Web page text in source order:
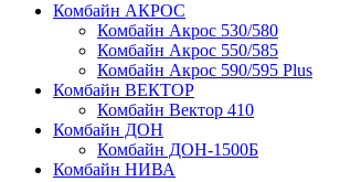
Комбайн АКРОС
Комбайн Акрос 530/580
Комбайн Акрос 550/585
Комбайн Акрос 590/595 Plus
Комбайн ВЕКТОР
Комбайн Вектор 410
Комбайн ДОН
Комбайн ДОН-1500Б
Комбайн НИВА